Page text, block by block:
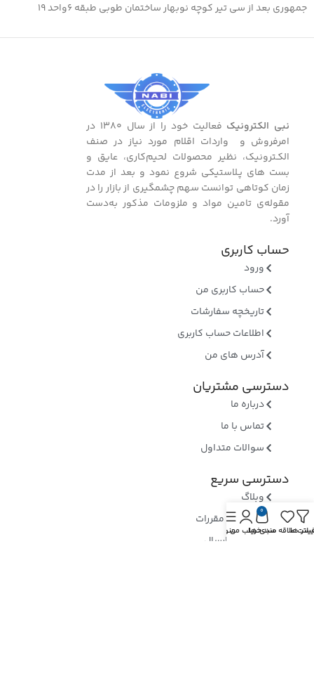
جمهوری بعد از سی تیر کوچه نوبهار ساختمان طوبی طبقه ۶واحد ۱۹
نبی الکترونیک
فعالیت خود را از سال ۱۳۸۰ در
امرفروش و واردات اقلام مورد نیاز در صنف
الکـترونیک، نظیر محصولات لحیم‌کاری، عایق و
بست ‌های پـلاستیکی شروع نمود و بعد از مدت
زمان کوتاهی توانست سهم چشمگیری از بازار را در
مقوله‌ی تامین مواد و ملزومات مذکور به‌دست
آورد.
حساب کاربری
ورود
حساب کاربری من
تاریخچه سفارشات
اطلاعات حساب کاربری
آدرس های من
دسترسی مشتریان
درباره ما
تماس با ما
سوالات متداول
دسترسی سریع
وبلاگ
قوانین و مقررات
روشهای ارسال
ها
علاقه مندی ها
0
سبد خریدحساب منمنو